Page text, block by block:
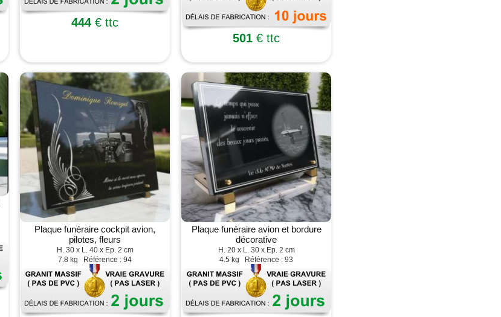
444 € ttc
501 € ttc
Plaque funéraire cockpit avion,
pilotes, fleurs
H. 30 x L. 40 x Ep. 2 cm
7.8 kg Référence : 94
Plaque funéraire avion et bordure
décorative
H. 20 x L. 30 x Ep. 2 cm
4.5 kg Référence : 93